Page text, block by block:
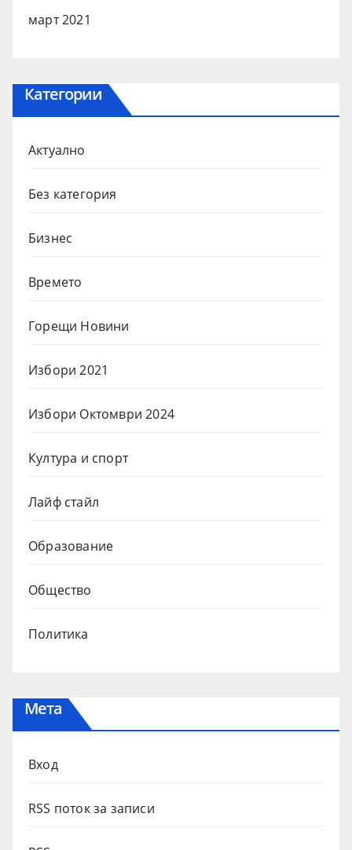
март 2021
Категории
Актуално
Без категория
Бизнес
Времето
Горещи Новини
Избори 2021
Избори Октомври 2024
Култура и спорт
Лайф стайл
Образование
Общество
Политика
Мета
Вход
RSS поток за записи